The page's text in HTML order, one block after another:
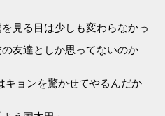
見る目は少しも変わらなかっ
友達としか思ってないのか
キョンを驚かせてやるんだか